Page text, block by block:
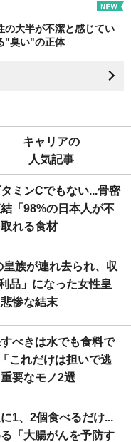
大半が不潔と感じてい
"臭い"の正体
キャリアの
人気記事
ミンCでもない...骨密
「98%の日本人が不
れる食材
族が連れ去られ、収
品」になった女性皇
惨な結末
べきは水でも食料で
これだけは担いで逃
要なモノ2選
1、2個食べるだけ...
「大腸がんを予防す